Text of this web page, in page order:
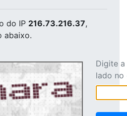
do IP 216.73.216.37,
abaixo.
Digite
lado no